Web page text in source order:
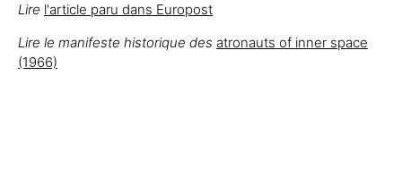
Lire l'article paru dans Europost
Lire le manifeste historique des atronauts of inner space
(1966)